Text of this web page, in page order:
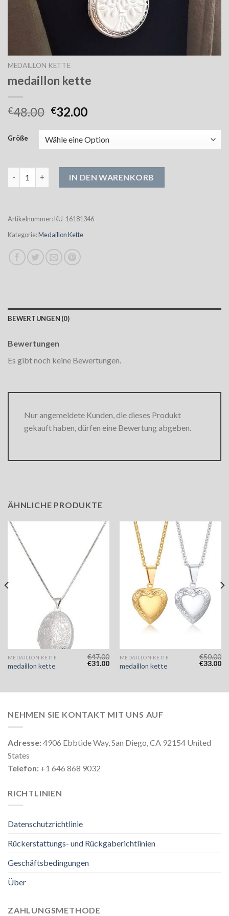
MEDAILLON KETTE
medaillon kette
€48.00 €32.00
Größe
IN DEN WARENKORB
Artikelnummer:KU-16181346
Kategorie:Medaillon Kette
BEWERTUNGEN (0)
Bewertungen
Es gibt noch keine Bewertungen.
Nur angemeldete Kunden, die dieses Produkt
gekauft haben, dürfen eine Bewertung abgeben.
ÄHNLICHE PRODUKTE
MEDAILLON KETTE
medaillon kette
€47.00
€31.00
MEDAILLON KETTE
medaillon kette
€50.00
€33.00
NEHMEN SIE KONTAKT MIT UNS AUF
Adresse:4906 Ebbtide Way, San Diego, CA 92154 United
States
Telefon: +1 646 868 9032
RICHTLINIEN
Datenschutzrichtlinie
Rückerstattungs- und Rückgaberichtlinien
Geschäftsbedingungen
Über
ZAHLUNGSMETHODE